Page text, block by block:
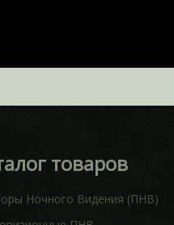
товаров
Ночного Видения (ПНВ)